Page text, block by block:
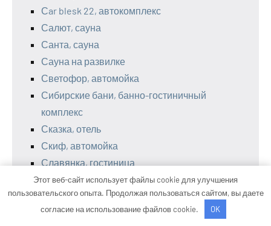
Сar blesk 22, автокомплекс
Салют, сауна
Санта, сауна
Сауна на развилке
Светофор, автомойка
Сибирские бани, банно-гостиничный
комплекс
Сказка, отель
Скиф, автомойка
Славянка, гостиница
Снежинка, местоположение
СОК ГРАНАТ, фитнес-клуб
Старый корабль, сауна
Этот веб-сайт использует файлы cookie для улучшения
пользовательского опыта. Продолжая пользоваться сайтом, вы даете
согласие на использование файлов cookie.
OK